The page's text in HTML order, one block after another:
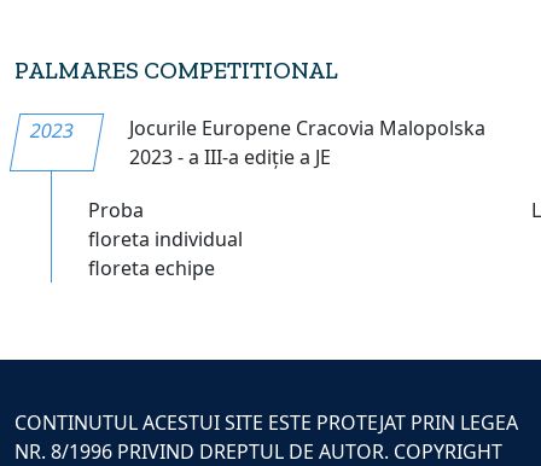
PALMARES COMPETITIONAL
2023
Jocurile Europene Cracovia Malopolska
2023 - a III-a ediție a JE
Proba
floreta individual
floreta echipe
CONTINUTUL ACESTUI SITE ESTE PROTEJAT PRIN LEGEA
NR. 8/1996 PRIVIND DREPTUL DE AUTOR. COPYRIGHT